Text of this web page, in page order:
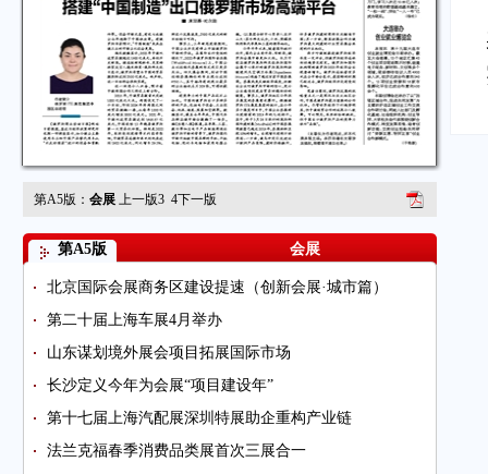
第A5版： 会展 上一版3 4下一版
第A5版 会展
北京国际会展商务区建设提速（创新会展·城市篇）
第二十届上海车展4月举办
山东谋划境外展会项目拓展国际市场
长沙定义今年为会展“项目建设年”
第十七届上海汽配展深圳特展助企重构产业链
法兰克福春季消费品类展首次三展合一